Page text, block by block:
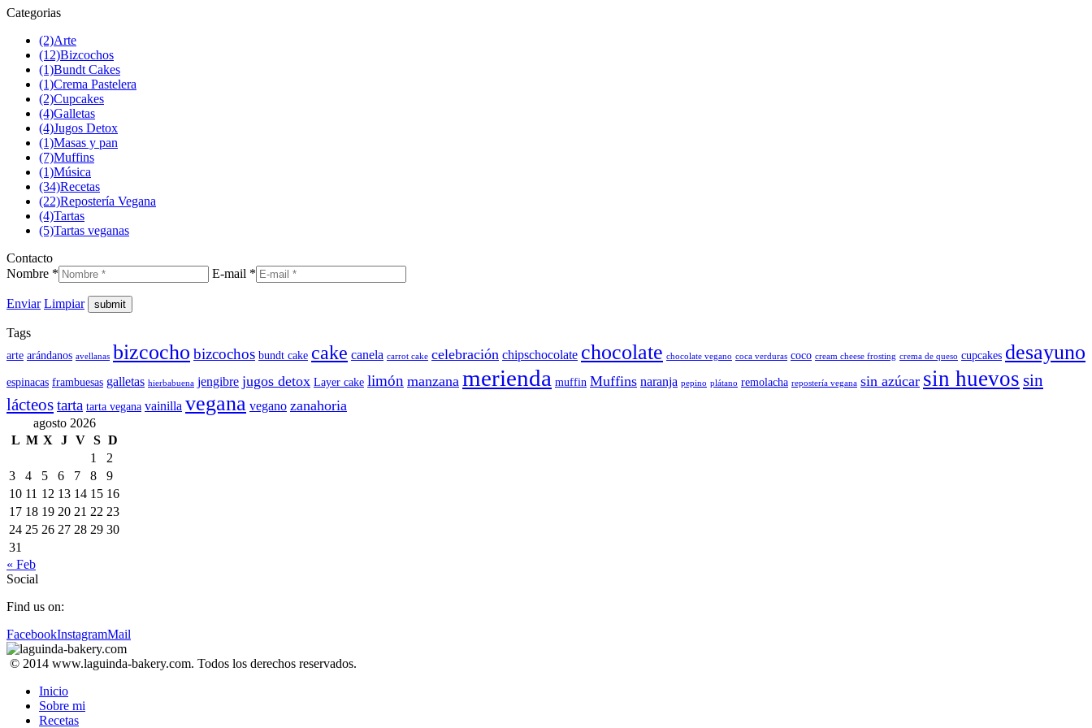
Categorias
(2)Arte
(12)Bizcochos
(1)Bundt Cakes
(1)Crema Pastelera
(2)Cupcakes
(4)Galletas
(4)Jugos Detox
(1)Masas y pan
(7)Muffins
(1)Música
(34)Recetas
(22)Repostería Vegana
(4)Tartas
(5)Tartas veganas
Contacto
Nombre *
E-mail *
Enviar Limpiar
Tags
arte arándanos avellanas bizcocho bizcochos bundt cake cake canela carrot cake celebración chipschocolate chocolate chocolate vegano coca verduras coco cream cheese frosting crema de queso cupcakes desayuno
espinacas frambuesas galletas hierbabuena jengibre jugos detox Layer cake limón manzana merienda muffin Muffins naranja pepino plátano remolacha repostería vegana sin azúcar sin huevos sin
lácteostarta tarta vegana vainilla vegana vegano zanahoria
agosto 2026
L M X J V S D
1
2
3
4 5 6 7 8
9
10 11 12 13 14 15 16
17 18 19 20 21 22 23
24 25 26 27 28 29 30
31
« Feb
Social
Find us on:
FacebookInstagramMail
© 2014 www.laguinda-bakery.com. Todos los derechos reservados.
Inicio
Sobre mi
Recetas